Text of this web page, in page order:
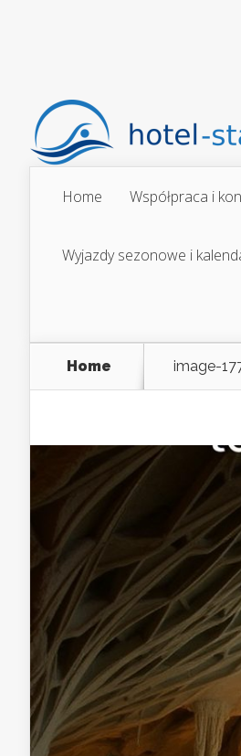
Home Współpraca i
Wyjazdy sezonowe i
Home image-